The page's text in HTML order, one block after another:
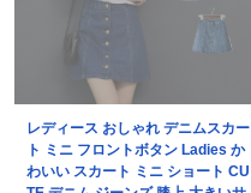
レディース おしゃれ デニムスカー
ト ミニ フロントボタン Ladies か
わいい スカート ミニ ショート CU